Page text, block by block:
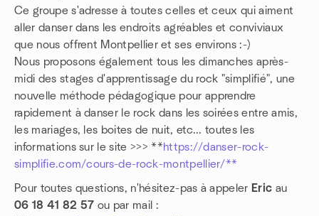
Ce groupe s'adresse à toutes celles et ceux qui aiment
aller danser dans les endroits agréables et conviviaux
que nous offrent Montpellier et ses environs :-)
Nous proposons également tous les dimanches après-
midi des stages d'apprentissage du rock "simplifié", une
nouvelle méthode pédagogique pour apprendre
rapidement à danser le rock dans les soirées entre amis,
les mariages, les boites de nuit, etc... toutes les
informations sur le site >>> **https://danser-rock-
simplifie.com/cours-de-rock-montpellier/**
Pour toutes questions, n'hésitez-pas à appeler Eric au
06 18 41 82 57 ou par mail :
Liens de groupe